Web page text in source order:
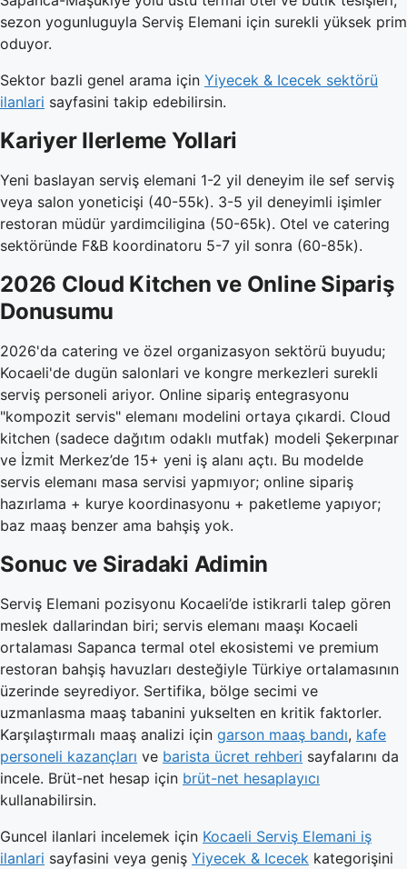
sezon yogunluguyla Serviş Elemani için surekli yüksek prim
oduyor.
Sektor bazli genel arama için Yiyecek & Icecek sektörü
ilanlari sayfasini takip edebilirsin.
Kariyer Ilerleme Yollari
Yeni baslayan serviş elemani 1-2 yil deneyim ile sef serviş
veya salon yoneticişi (40-55k). 3-5 yil deneyimli işimler
restoran müdür yardimciligina (50-65k). Otel ve catering
sektöründe F&B koordinatoru 5-7 yil sonra (60-85k).
2026 Cloud Kitchen ve Online Sipariş
Donusumu
2026'da catering ve özel organizasyon sektörü buyudu;
Kocaeli'de dugün salonlari ve kongre merkezleri surekli
serviş personeli ariyor. Online sipariş entegrasyonu
"kompozit servis" elemanı modelini ortaya çıkardi. Cloud
kitchen (sadece dağıtım odaklı mutfak) modeli Şekerpınar
ve İzmit Merkez’de 15+ yeni iş alanı açtı. Bu modelde
servis elemanı masa servisi yapmıyor; online sipariş
hazırlama + kurye koordinasyonu + paketleme yapıyor;
baz maaş benzer ama bahşiş yok.
Sonuc ve Siradaki Adimin
Serviş Elemani pozisyonu Kocaeli’de istikrarli talep gören
meslek dallarindan biri; servis elemanı maaşı Kocaeli
ortalaması Sapanca termal otel ekosistemi ve premium
restoran bahşiş havuzları desteğiyle Türkiye ortalamasının
üzerinde seyrediyor. Sertifika, bölge secimi ve
uzmanlasma maaş tabanini yukselten en kritik faktorler.
Karşılaştırmalı maaş analizi için garson maaş bandı, kafe
personeli kazançları ve barista ücret rehberi sayfalarını da
incele. Brüt-net hesap için brüt-net hesaplayıcı
kullanabilirsin.
Guncel ilanlari incelemek için Kocaeli Serviş Elemani iş
ilanlari sayfasini veya geniş Yiyecek & Icecek kategorişini